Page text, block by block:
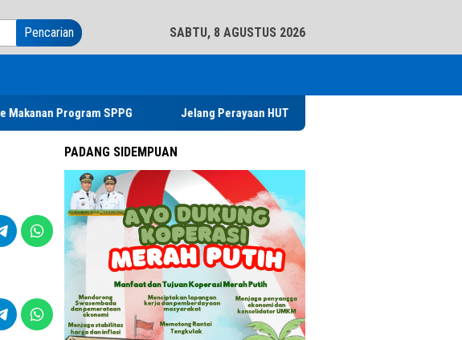
Pencarian SABTU, 8 AGUSTUS 2026
Program SPPG Jelang Perayaan HUT RI ke 81, Rutan Kelas IIB Sidikalang
PADANG SIDEMPUAN